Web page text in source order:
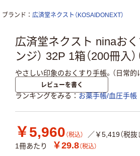
ブランド 広済堂ネクスト（KOSAIDONEXT）
広済堂ネクスト ninaお
ンジ） 32P 1箱（200冊入）
やさしい印象のおくすり手帳。（日常
レビューを書く
ランキングをみる お薬手帳/血圧手帳
￥5,960 （税込）
／￥5,419（税抜
1冊あたり
￥29.8（税込）